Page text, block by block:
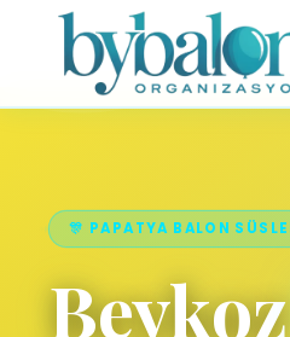
🎊 PAPATYA BALON